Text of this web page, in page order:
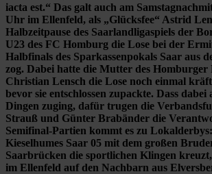
iacta est.“ Das galt auch am
Uhr im Ellenfeld, als „Glücksfee“ Astrid
Halbzeitpause des Saarlandligaspiels der
U23 des FC Homburg die Lose bei der
Halbfinals des Sparkassenpokals Saar aus
zog. Dabei hatte die Mutter des Homburger
Christian Lensch die Lose noch einmal
bevor sie entschlossen zupackte. Dass dabei
Dingen zuging, dafür trugen die
Strauß und Günter Brabänder die
Semifinal-Partien kommt es zu
Kieselhumes Saar 05 mit dem großen
Saarbrücken die sportlichen Klingen
im Ellenfeld auf den Nachbarn aus